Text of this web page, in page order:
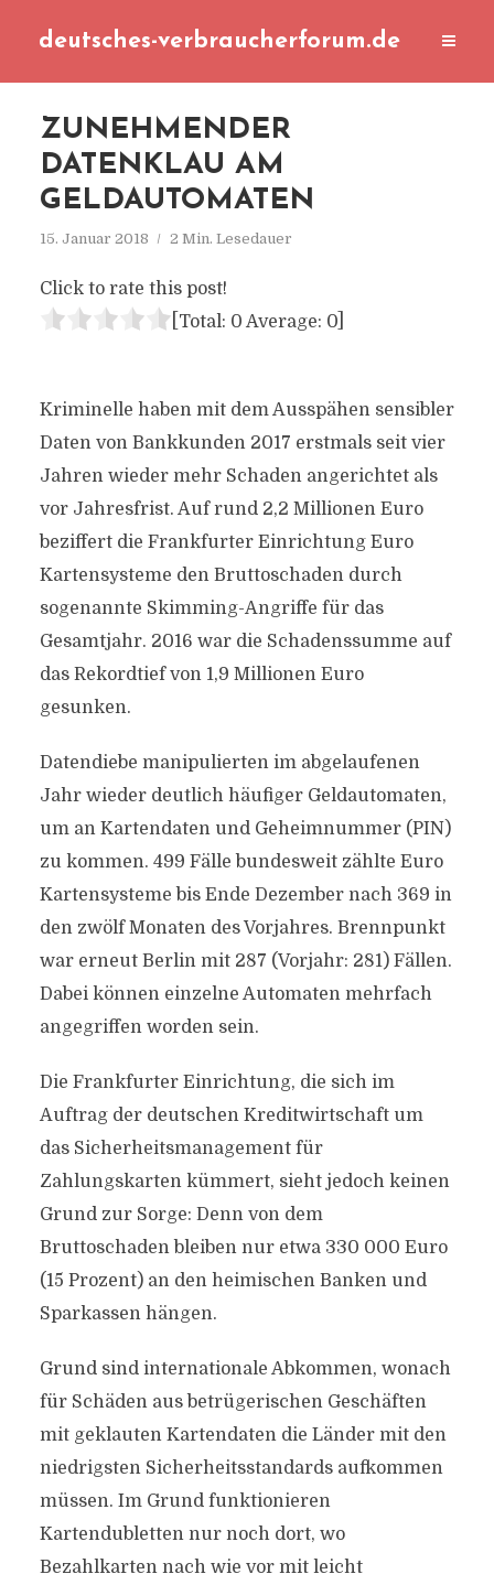
deutsches-verbraucherforum.de
ZUNEHMENDER
DATENKLAU AM
GELDAUTOMATEN
15. Januar 2018 2 Min. Lesedauer
Click to rate this post!
[Total: 0 Average: 0]
Kriminelle haben mit dem Ausspähen sensibler
Daten von Bankkunden 2017 erstmals seit vier
Jahren wieder mehr Schaden angerichtet als
vor Jahresfrist. Auf rund 2,2 Millionen Euro
beziffert die Frankfurter Einrichtung Euro
Kartensysteme den Bruttoschaden durch
sogenannte Skimming-Angriffe für das
Gesamtjahr. 2016 war die Schadenssumme auf
das Rekordtief von 1,9 Millionen Euro
gesunken.
Datendiebe manipulierten im abgelaufenen
Jahr wieder deutlich häufiger Geldautomaten,
um an Kartendaten und Geheimnummer (PIN)
zu kommen. 499 Fälle bundesweit zählte Euro
Kartensysteme bis Ende Dezember nach 369 in
den zwölf Monaten des Vorjahres. Brennpunkt
war erneut Berlin mit 287 (Vorjahr: 281) Fällen.
Dabei können einzelne Automaten mehrfach
angegriffen worden sein.
Die Frankfurter Einrichtung, die sich im
Auftrag der deutschen Kreditwirtschaft um
das Sicherheitsmanagement für
Zahlungskarten kümmert, sieht jedoch keinen
Grund zur Sorge: Denn von dem
Bruttoschaden bleiben nur etwa 330 000 Euro
(15 Prozent) an den heimischen Banken und
Sparkassen hängen.
Grund sind internationale Abkommen, wonach
für Schäden aus betrügerischen Geschäften
mit geklauten Kartendaten die Länder mit den
niedrigsten Sicherheitsstandards aufkommen
müssen. Im Grund funktionieren
Kartendubletten nur noch dort, wo
Bezahlkarten nach wie vor mit leicht